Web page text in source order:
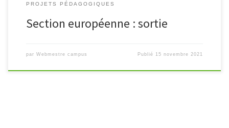
PROJETS PÉDAGOGIQUES
Section européenne : sortie
par Webmestre campus Publié 15 novembre 2021